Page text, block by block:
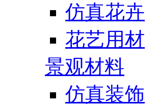
仿真花卉
花艺用材
景观材料
仿真装饰